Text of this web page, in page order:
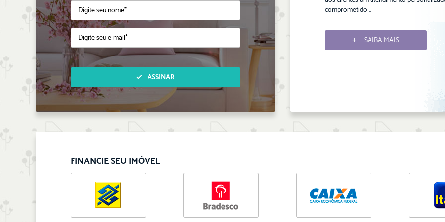
ASSINAR
comprometido ...
SAIBA MAIS
FINANCIE SEU IMÓVEL